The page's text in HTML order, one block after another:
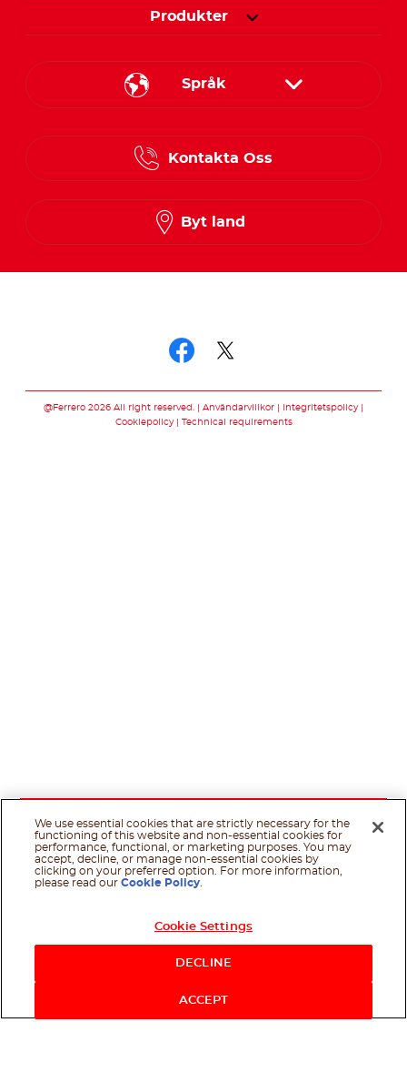
Produkter
Språk
Danish
Norwegian
Kontakta Oss
Byt land
@Ferrero 2026 All right reserved. Användarvillkor
Integritetspolicy
Cookiepolicy
Technical requirements
We use essential cookies that are strictly necessary for the
functioning of this website and non-essential cookies for
performance, functional, or marketing purposes. You may
accept, decline, or manage non-essential cookies by
clicking on your preferred option. For more information,
please read ourCookie Policy
Cookie Settings
DECLINE
ACCEPT